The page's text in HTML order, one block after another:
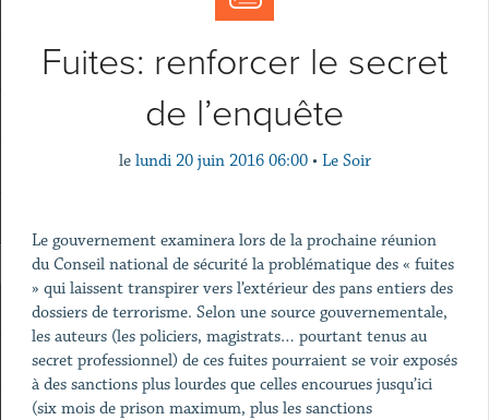
Fuites: renforcer le secret
de l’enquête
le lundi 20 juin 2016 06:00 • Le Soir
Le gouvernement examinera lors de la prochaine réunion
du Conseil national de sécurité la problématique des « fuites
» qui laissent transpirer vers l’extérieur des pans entiers des
dossiers de terrorisme. Selon une source gouvernementale,
les auteurs (les policiers, magistrats… pourtant tenus au
secret professionnel) de ces fuites pourraient se voir exposés
à des sanctions plus lourdes que celles encourues jusqu’ici
(six mois de prison maximum, plus les sanctions